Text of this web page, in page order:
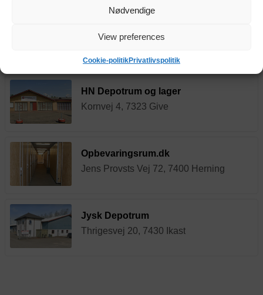
Nødvendige
View preferences
Cookie-politikPrivatlivspolitik
Hastrupvej 11, 7330 Brande
HN Depotrum og lager
Kornvej 4, 7323 Give
Opbevaringsrum.dk
Jens Provsts Vej 72, 7400 Herning
Jysk Depotrum
Thrigesvej 20, 7430 Ikast